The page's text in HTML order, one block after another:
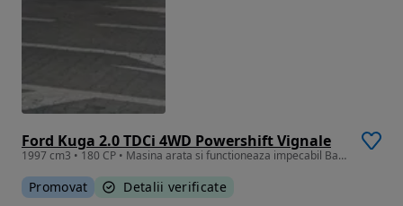
Ford Kuga 2.0 TDCi 4WD Powershift Vignale
1997 cm3 • 180 CP • Masina arata si functioneaza impecabil Baterie noua, anvelope vara noi
Promovat Detalii verificate